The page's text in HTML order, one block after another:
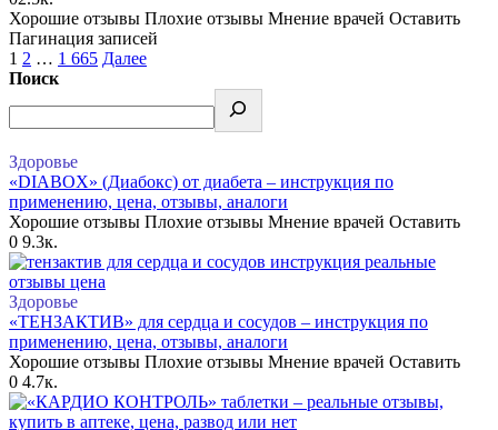
Хорошие отзывы Плохие отзывы Мнение врачей Оставить
Пагинация записей
1 2 … 1 665 Далее
Поиск
Здоровье
«DIABOX» (Диабокс) от диабета – инструкция по
применению, цена, отзывы, аналоги
Хорошие отзывы Плохие отзывы Мнение врачей Оставить
0 9.3к.
Здоровье
«ТЕНЗАКТИВ» для сердца и сосудов – инструкция по
применению, цена, отзывы, аналоги
Хорошие отзывы Плохие отзывы Мнение врачей Оставить
0 4.7к.